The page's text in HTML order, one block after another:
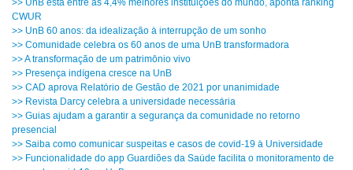
>> UnB está entre as 4,4% melhores instituições do mundo, aponta ranking
CWUR
>> UnB 60 anos: da idealização à interrupção de um sonho
>> Comunidade celebra os 60 anos de uma UnB transformadora
>> A transformação de um patrimônio vivo
>> Presença indígena cresce na UnB
>> CAD aprova Relatório de Gestão de 2021 por unanimidade
>> Revista Darcy celebra a universidade necessária
>> Guias ajudam a garantir a segurança da comunidade no retorno
presencial
>> Saiba como comunicar suspeitas e casos de covid-19 à Universidade
>> Funcionalidade do app Guardiões da Saúde facilita o monitoramento de